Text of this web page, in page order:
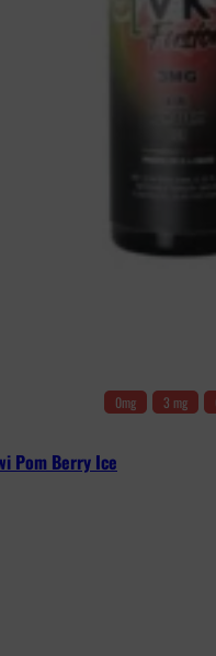
0mg 3 mg
Pom Berry Ice